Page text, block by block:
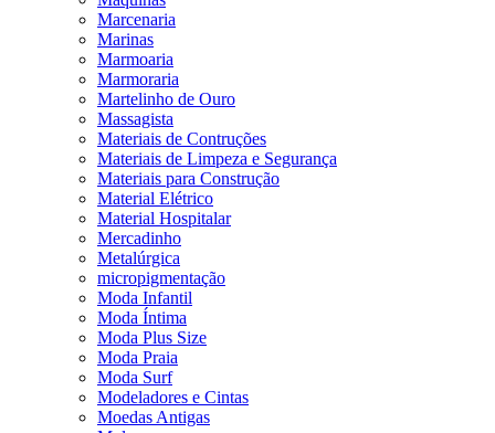
Marcenaria
Marinas
Marmoaria
Marmoraria
Martelinho de Ouro
Massagista
Materiais de Contruções
Materiais de Limpeza e Segurança
Materiais para Construção
Material Elétrico
Material Hospitalar
Mercadinho
Metalúrgica
micropigmentação
Moda Infantil
Moda Íntima
Moda Plus Size
Moda Praia
Moda Surf
Modeladores e Cintas
Moedas Antigas